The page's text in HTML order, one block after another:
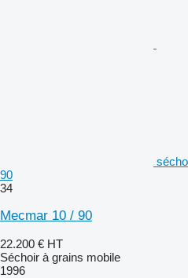
90
34
Mecmar 10 / 90
22.200 € HT
Séchoir à grains mobile
1996